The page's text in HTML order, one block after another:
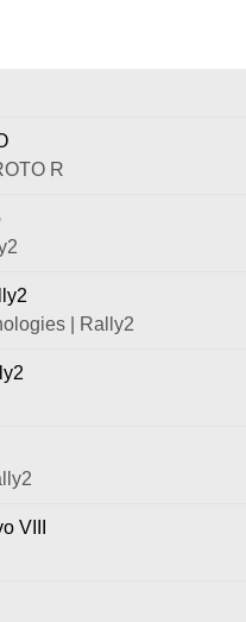
R
| Rally2
VIII